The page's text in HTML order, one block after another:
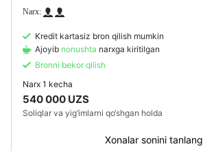
Kredit kartasiz bron qilish mumkin
Ajoyib nonushta narxga kiritilgan
Bronni bekor qilish
Narx 1 kecha
540 000 UZS
Soliqlar va yig‘imlarni qo‘shgan holda
Xonalar sonini tanlang